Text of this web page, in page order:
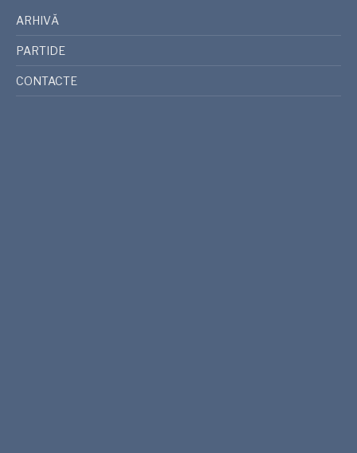
ARHIVĂ
PARTIDE
CONTACTE